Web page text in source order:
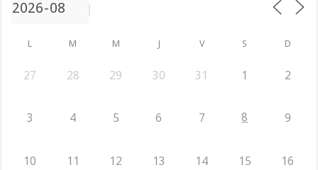
L M M J V S D
27 28 29 30 31 1 2
3 4 5 6 7 8 9
10 11 12 13 14 15 16